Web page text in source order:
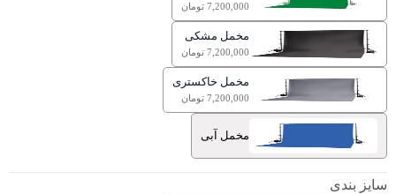
7,200,000 تومان
مخمل مشکی
7,200,000 تومان
مخمل خاکستری
7,200,000 تومان
مخمل آبی
سایز بندی